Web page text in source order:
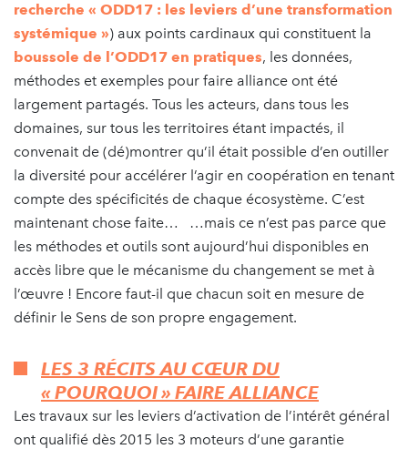
recherche « ODD17 : les leviers d’une transformation
systémique ») aux points cardinaux qui constituent la
boussole de l’ODD17 en pratiques, les données,
méthodes et exemples pour faire alliance ont été
largement partagés. Tous les acteurs, dans tous les
domaines, sur tous les territoires étant impactés, il
convenait de (dé)montrer qu’il était possible d’en outiller
la diversité pour accélérer l’agir en coopération en tenant
compte des spécificités de chaque écosystème. C’est
maintenant chose faite… …mais ce n’est pas parce que
les méthodes et outils sont aujourd’hui disponibles en
accès libre que le mécanisme du changement se met à
l’œuvre ! Encore faut-il que chacun soit en mesure de
définir le Sens de son propre engagement.
LES 3 RÉCITS AU CŒUR DU
« POURQUOI » FAIRE ALLIANCE
Les travaux sur les leviers d’activation de l’intérêt général
ont qualifié dès 2015 les 3 moteurs d’une garantie